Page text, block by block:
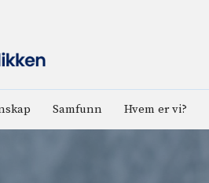
Samfunn Hvem er vi?